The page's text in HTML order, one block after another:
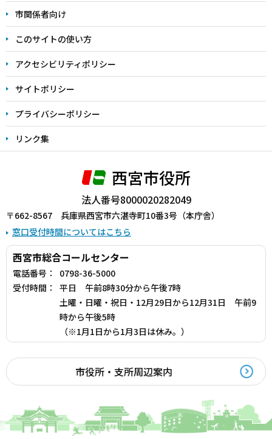
こ
ま
で
市関係者向け
このサイトの使い方
アクセシビリティポリシー
サイトポリシー
プライバシーポリシー
リンク集
西宮市役所
法人番号8000020282049
〒662-8567 兵庫県西宮市六湛寺町10番3号（本庁舎）
窓口受付時間についてはこちら
西宮市総合コールセンター
電話番号：
0798-36-5000
受付時間：
平日 午前8時30分から午後7時
土曜・日曜・祝日・12月29日から12月31日 午前9
時から午後5時
（※1月1日から1月3日は休み。）
市役所・支所周辺案内